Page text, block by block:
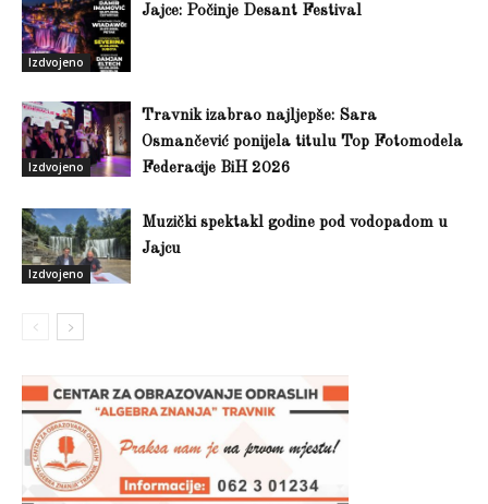
Izdvojeno
Jajce: Počinje Desant Festival
Izdvojeno
Travnik izabrao najljepše: Sara
Osmančević ponijela titulu Top Fotomodela
Federacije BiH 2026
Izdvojeno
Muzički spektakl godine pod vodopadom u
Jajcu